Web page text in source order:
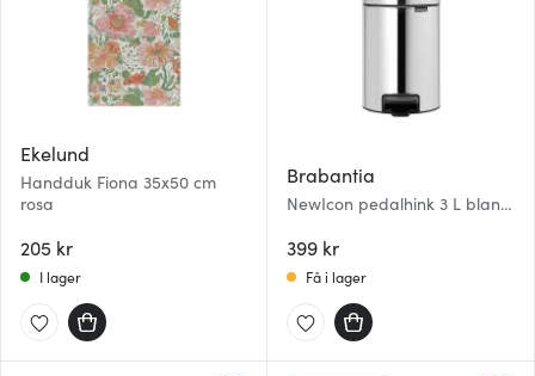
Ekelund
Handduk Fiona 35x50 cm
rosa
205 kr
I lager
Brabantia
NewIcon pedalhink 3 L blankt
399 kr
Få i lager